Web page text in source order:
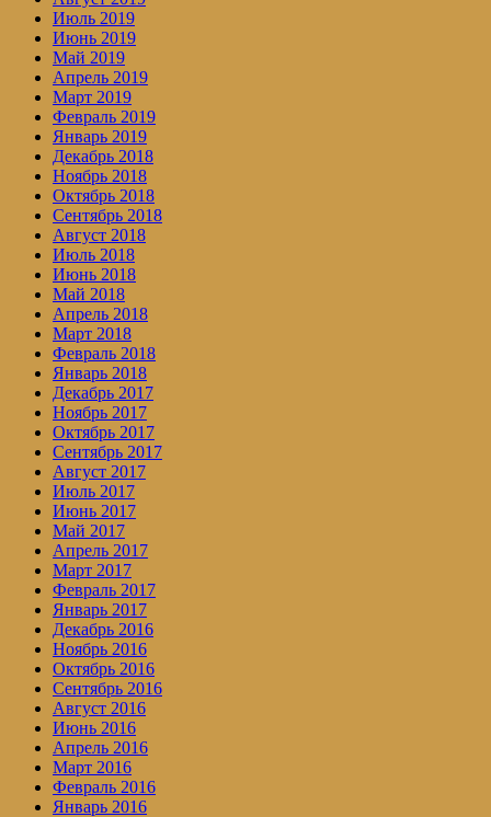
Июль 2019
Июнь 2019
Май 2019
Апрель 2019
Март 2019
Февраль 2019
Январь 2019
Декабрь 2018
Ноябрь 2018
Октябрь 2018
Сентябрь 2018
Август 2018
Июль 2018
Июнь 2018
Май 2018
Апрель 2018
Март 2018
Февраль 2018
Январь 2018
Декабрь 2017
Ноябрь 2017
Октябрь 2017
Сентябрь 2017
Август 2017
Июль 2017
Июнь 2017
Май 2017
Апрель 2017
Март 2017
Февраль 2017
Январь 2017
Декабрь 2016
Ноябрь 2016
Октябрь 2016
Сентябрь 2016
Август 2016
Июнь 2016
Апрель 2016
Март 2016
Февраль 2016
Январь 2016